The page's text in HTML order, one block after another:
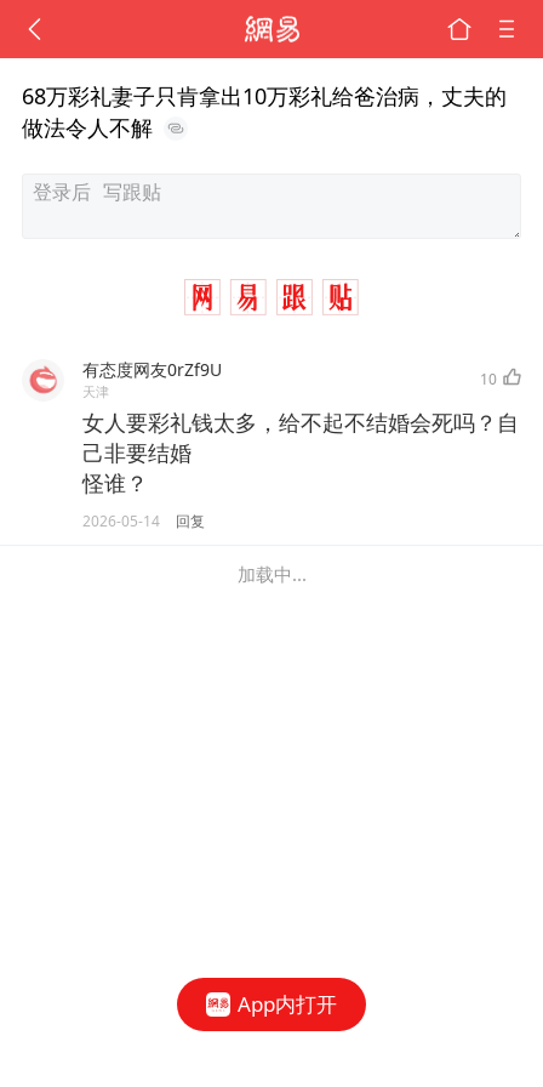
68万彩礼妻子只肯拿出10万彩礼给爸治病，丈夫的
做法令人不解
有态度网友0rZf9U
天津
10
女人要彩礼钱太多，给不起不结婚会死吗？自
己非要结婚
怪谁？
2026-05-14 回复
加载中...
App内打开